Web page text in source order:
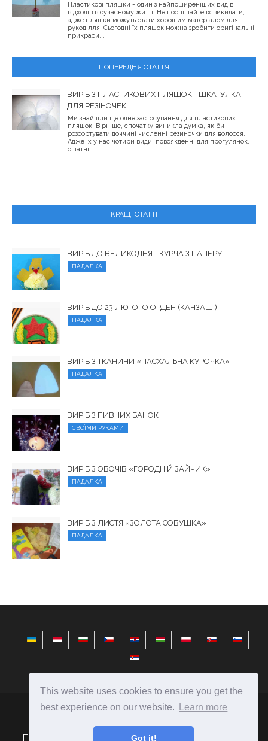
This website uses cookies to ensure you get the
best experience on our website.
Learn more
Got it!
Пластикові пляшки - один з найпоширеніших видів
відходів в сучасному житті. Не поспішайте їх викидати,
адже пляшки можуть стати хорошим матеріалом для
рукоділля. Сьогодні їх пляшок можна зробити оригінальні
прикраси...
ПОПЕРЕДНЯ СТАТТЯ
ВИРІБ З ПЛАСТИКОВИХ ПЛЯШОК - ШКАТУЛКА
ДЛЯ РЕЗІНОЧЕК
Ми знайшли ще одне застосування для пластикових
пляшок. Вірніше, спочатку виникла думка, як би
розсортувати доччині численні резиночки для волосся.
Адже їх у нас чотири види: повсякденні для прогулянок,
ошатні...
КРАЩІ СТАТТІ
ВИРІБ ДО ВЕЛИКОДНЯ - КУРЧА З ПАПЕРУ
ПАДАЛКА
ВИРІБ ДО 23 ЛЮТОГО ОРДЕН (КАНЗАШІ)
ПАДАЛКА
ВИРІБ З ТКАНИНИ «ПАСХАЛЬНА КУРОЧКА»
ПАДАЛКА
ВИРІБ З ПИВНИХ БАНОК
СВОЇМИ РУКАМИ
ВИРІБ З ОВОЧІВ «ГОРОДНІЙ ЗАЙЧИК»
ПАДАЛКА
ВИРІБ З ЛИСТЯ «ЗОЛОТА СОВУШКА»
ПАДАЛКА
2026
Поради щодо вибору подарунків і створення їх своїми